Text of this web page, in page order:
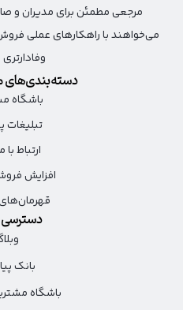
مرجعی مطمئن برای مدیران و
می‌خواهند با راهکارهای عملی
دسته‌بندی‌های
باشگاه
تبلیغات
ارتباط
افزایش
بانک
باشگاه